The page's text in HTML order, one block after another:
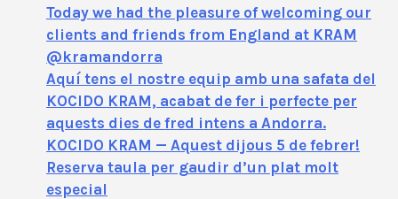
Today we had the pleasure of welcoming our
clients and friends from England at KRAM
@kramandorra
Aquí tens el nostre equip amb una safata del
KOCIDO KRAM, acabat de fer i perfecte per
aquests dies de fred intens a Andorra.
KOCIDO KRAM — Aquest dijous 5 de febrer!
Reserva taula per gaudir d’un plat molt
especial